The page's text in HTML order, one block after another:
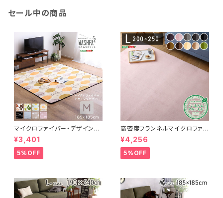
セール中の商品
マイクロファイバー・デザインラ
グマットMサイズ（185×185cm）
洗えるラグマット 【WASHFA2】
FRG-D2-M
¥3,401
5%OFF
高密度フランネルマイクロファイ
バー・ラグマットLサイズ（200×2
50cm）洗えるラグマット｜ナル
トレア
¥4,256
5%OFF